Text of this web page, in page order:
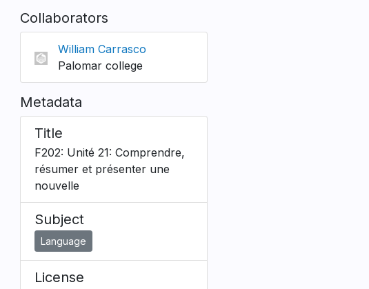
Collaborators
William Carrasco
Palomar college
Metadata
Title
F202: Unité 21: Comprendre,
résumer et présenter une
nouvelle
Subject
Language
License